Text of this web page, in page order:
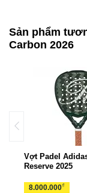
Sản phẩm
Carbon 2026
Vợt Padel
Reserve 2025
8.000.000₫